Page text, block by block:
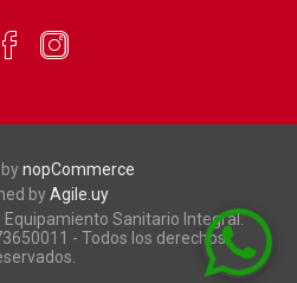
nopCommerce
byAgile.uy
Sanitario Integral.
- Todos los derechos